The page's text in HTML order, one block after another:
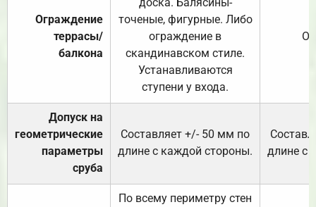
Ограждение
террасы/
балкона
точеные, фигурные. Либо
ограждение в
скандинавском стиле.
Устанавливаются
ступени у входа.
Допуск на
геометрические
параметры
сруба
Составляет +/- 50 мм по
длине с каждой стороны.
длине с
По всему периметру стен